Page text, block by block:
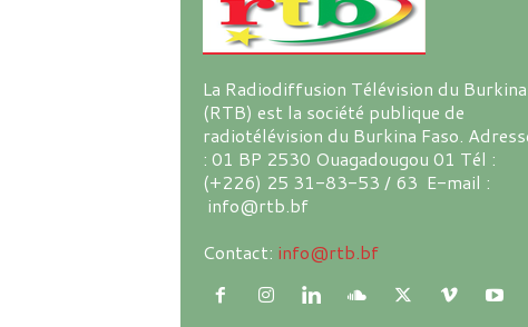
La Radiodiffusion Télévision du Burkina
(RTB) est la société publique de
radiotélévision du Burkina Faso.
: 01 BP 2530 Ouagadougou 01 Tél :
(+226) 25 31-83-53 / 63 E-mail :
info@rtb.bf
Contact: info@rtb.bf